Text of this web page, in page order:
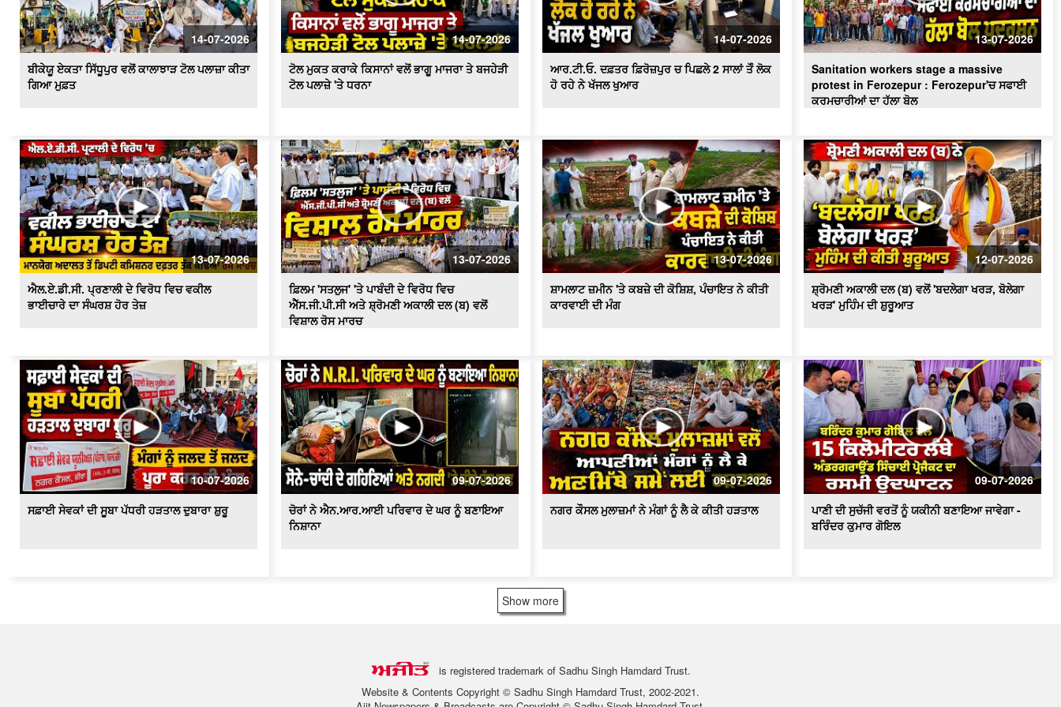
ਪਾਣੀ ਦੀ ਸੁਚੱਜੀ ਵਰਤੋਂ ਨੂੰ ਯਕੀਨੀ ਬਣਾਇਆ
ਜਾਵੇਗਾ - ਬਰਿੰਦਰ ਕੁਮਾਰ ਗੋਇਲ
14-07-2026
ਬੀਕੇਯੂ ਏਕਤਾ ਸਿੱਧੂਪੁਰ ਵਲੋਂ ਕਾਲਾਝਾੜ ਟੋਲ ਪਲਾਜ਼ਾ ਕੀਤਾ
ਗਿਆ ਮੁਫ਼ਤ
14-07-2026
ਟੋਲ ਮੁਕਤ ਕਰਾਕੇ ਕਿਸਾਨਾਂ ਵਲੋਂ ਭਾਗੂ ਮਾਜਰਾ ਤੇ ਬਜਹੇੜੀ
ਟੋਲ ਪਲਾਜ਼ੇ 'ਤੇ ਧਰਨਾ
14-07-2026
ਆਰ.ਟੀ.ਓ. ਦਫ਼ਤਰ ਫ਼ਿਰੋਜ਼ਪੁਰ ਚ ਪਿਛਲੇ 2 ਸਾਲਾਂ ਤੋੰ ਲੋਕ
ਹੋ ਰਹੇ ਨੇ ਖੱਜਲ ਖੁਆਰ
13-07-2026
Sanitation workers stage a massive
protest in Ferozepur : Ferozepur'ਚ ਸਫਾਈ
ਕਰਮਚਾਰੀਆਂ ਦਾ ਹੱਲਾ ਬੋਲ
13-07-2026
ਐਲ.ਏ.ਡੀ.ਸੀ. ਪ੍ਰਣਾਲੀ ਦੇ ਵਿਰੋਧ ਵਿਚ ਵਕੀਲ
ਭਾਈਚਾਰੇ ਦਾ ਸੰਘਰਸ਼ ਹੋਰ ਤੇਜ਼
13-07-2026
ਫ਼ਿਲਮ 'ਸਤਲੁਜ' 'ਤੇ ਪਾਬੰਦੀ ਦੇ ਵਿਰੋਧ ਵਿਚ
ਐੱਸ.ਜੀ.ਪੀ.ਸੀ ਅਤੇ ਸ਼੍ਰੋਮਣੀ ਅਕਾਲੀ ਦਲ (ਬ) ਵਲੋਂ
ਵਿਸ਼ਾਲ ਰੋਸ ਮਾਰਚ
13-07-2026
ਸ਼ਾਮਲਾਟ ਜ਼ਮੀਨ 'ਤੇ ਕਬਜ਼ੇ ਦੀ ਕੋਸ਼ਿਸ਼, ਪੰਚਾਇਤ ਨੇ ਕੀਤੀ
ਕਾਰਵਾਈ ਦੀ ਮੰਗ
12-07-2026
ਸ਼੍ਰੋਮਣੀ ਅਕਾਲੀ ਦਲ (ਬ) ਵਲੋਂ 'ਬਦਲੇਗਾ ਖਰੜ, ਬੋਲੇਗਾ
ਖਰੜ' ਮੁਹਿੰਮ ਦੀ ਸ਼ੁਰੂਆਤ
10-07-2026
ਸਫ਼ਾਈ ਸੇਵਕਾਂ ਦੀ ਸੂਬਾ ਪੱਧਰੀ ਹੜਤਾਲ ਦੁਬਾਰਾ ਸ਼ੁਰੂ
09-07-2026
ਚੋਰਾਂ ਨੇ ਐਨ.ਆਰ.ਆਈ ਪਰਿਵਾਰ ਦੇ ਘਰ ਨੂੰ ਬਣਾਇਆ
ਨਿਸ਼ਾਨਾ
09-07-2026
ਨਗਰ ਕੌਸਲ ਮੁਲਾਜ਼ਮਾਂ ਨੇ ਮੰਗਾਂ ਨੂੰ ਲੈ ਕੇ ਕੀਤੀ ਹੜਤਾਲ
09-07-2026
ਪਾਣੀ ਦੀ ਸੁਚੱਜੀ ਵਰਤੋਂ ਨੂੰ ਯਕੀਨੀ ਬਣਾਇਆ ਜਾਵੇਗਾ -
ਬਰਿੰਦਰ ਕੁਮਾਰ ਗੋਇਲ
Show more
is registered trademark of Sadhu Singh Hamdard Trust.
Website & Contents Copyright © Sadhu Singh Hamdard Trust, 2002-2021.